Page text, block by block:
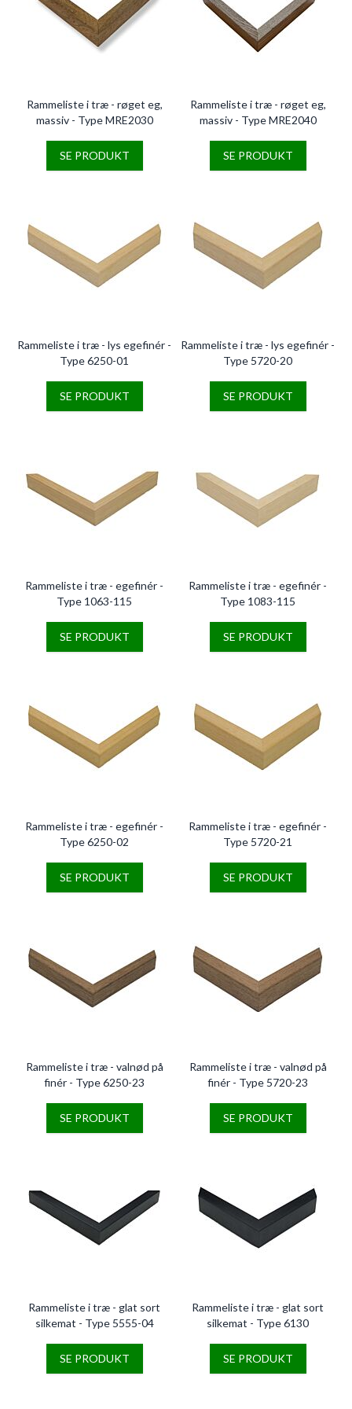
Rammeliste i træ - røget eg,
massiv - Type MRE2030
SE PRODUKT
Rammeliste i træ - røget eg,
massiv - Type MRE2040
SE PRODUKT
Rammeliste i træ - lys egefinér -
Type 6250-01
SE PRODUKT
Rammeliste i træ - lys egefinér -
Type 5720-20
SE PRODUKT
Rammeliste i træ - egefinér -
Type 1063-115
SE PRODUKT
Rammeliste i træ - egefinér -
Type 1083-115
SE PRODUKT
Rammeliste i træ - egefinér -
Type 6250-02
SE PRODUKT
Rammeliste i træ - egefinér -
Type 5720-21
SE PRODUKT
Rammeliste i træ - valnød på
finér - Type 6250-23
SE PRODUKT
Rammeliste i træ - valnød på
finér - Type 5720-23
SE PRODUKT
Rammeliste i træ - glat sort
silkemat - Type 5555-04
SE PRODUKT
Rammeliste i træ - glat sort
silkemat - Type 6130
SE PRODUKT